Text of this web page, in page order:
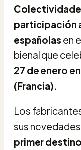
participación
españolas en
bienal que
27 de enero
(Francia).
Los
sus novedades
primer